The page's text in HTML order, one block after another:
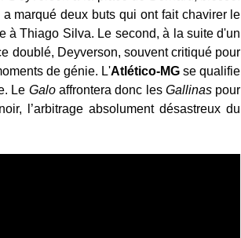
marqué deux buts qui ont fait chavirer le
à Thiago Silva. Le second, à la suite d'un
doublé, Deyverson, souvent critiqué pour
de génie. L'Atlético-MGse qualifie
Le Galoaffrontera donc lesGallinas pour
l’arbitrage absolument désastreux du